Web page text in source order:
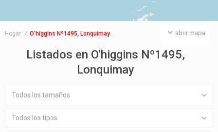
abrir mapa
Hogar O'higgins Nº1495, Lonquimay
Listados en O'higgins Nº1495,
Lonquimay
Todos los tamaños
Todos los tipos